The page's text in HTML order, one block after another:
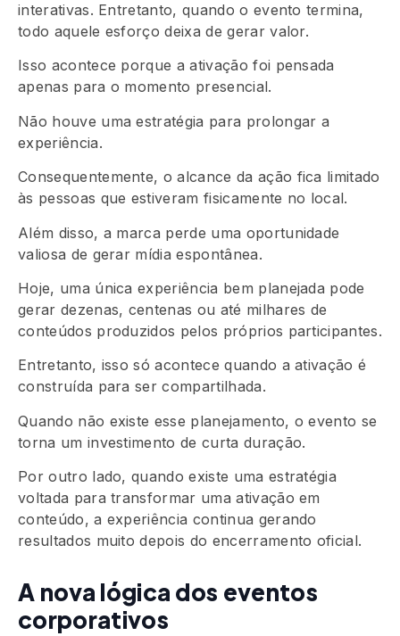
interativas. Entretanto, quando o evento termina,
todo aquele esforço deixa de gerar valor.
Isso acontece porque a ativação foi pensada
apenas para o momento presencial.
Não houve uma estratégia para prolongar a
experiência.
Consequentemente, o alcance da ação fica limitado
às pessoas que estiveram fisicamente no local.
Além disso, a marca perde uma oportunidade
valiosa de gerar mídia espontânea.
Hoje, uma única experiência bem planejada pode
gerar dezenas, centenas ou até milhares de
conteúdos produzidos pelos próprios participantes.
Entretanto, isso só acontece quando a ativação é
construída para ser compartilhada.
Quando não existe esse planejamento, o evento se
torna um investimento de curta duração.
Por outro lado, quando existe uma estratégia
voltada para transformar uma ativação em
conteúdo, a experiência continua gerando
resultados muito depois do encerramento oficial.
A nova lógica dos eventos
corporativos